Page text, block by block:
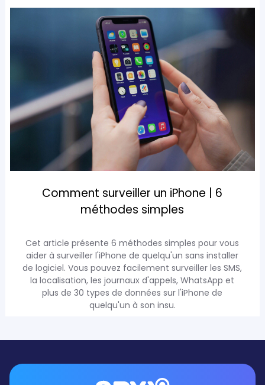
Comment surveiller un iPhone | 6
méthodes simples
Cet article présente 6 méthodes simples pour vous
aider à surveiller l'iPhone de quelqu'un sans installer
de logiciel. Vous pouvez facilement surveiller les SMS,
la localisation, les journaux d'appels, WhatsApp et
plus de 30 types de données sur l'iPhone de
quelqu'un à son insu.